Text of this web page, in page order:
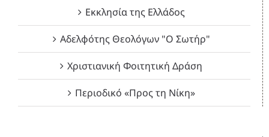
Εκκλησία της Ελλάδος
Αδελφότης Θεολόγων "Ο Σωτήρ"
Χριστιανική Φοιτητική Δράση
Περιοδικό «Προς τη Νίκη»